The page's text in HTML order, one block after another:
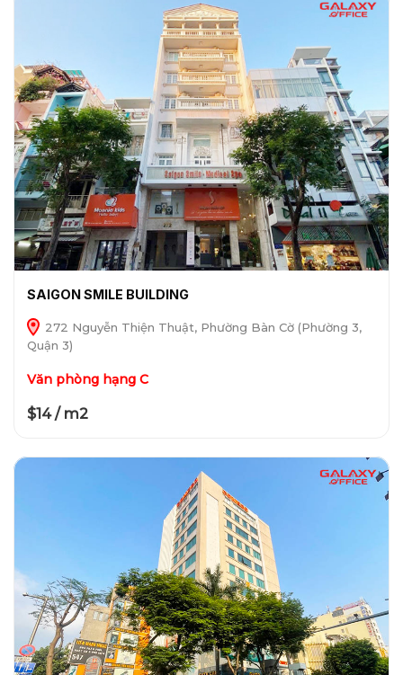
SAIGON SMILE BUILDING
272 Nguyễn Thiện Thuật, Phường Bàn Cờ (Phường 3,
Quận 3)
Văn phòng hạng C
$14 / m2